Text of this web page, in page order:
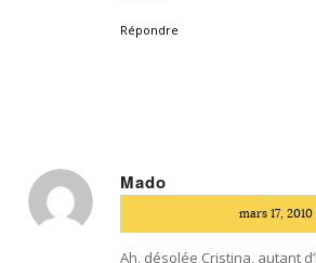
Répondre
Mado
:
mars 17, 2010
Ah, désolée Cristina, autant